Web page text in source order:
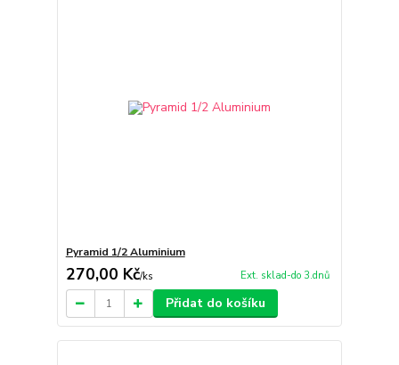
Pyramid 1/2 Aluminium
270,00 Kč/ks Ext. sklad-do 3.dnů
Přidat do košíku